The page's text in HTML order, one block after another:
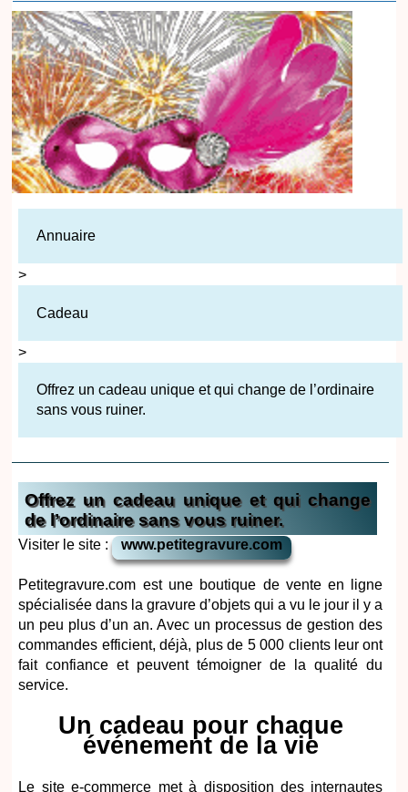
Annuaire
>
Cadeau
>
Offrez un cadeau unique et qui change de l’ordinaire
sans vous ruiner.
Offrez un cadeau unique et qui change
de l’ordinaire sans vous ruiner.
Visiter le site : www.petitegravure.com
Petitegravure.com est une boutique de vente en ligne
spécialisée dans la gravure d’objets qui a vu le jour il y a
un peu plus d’un an. Avec un processus de gestion des
commandes efficient, déjà, plus de 5 000 clients leur ont
fait confiance et peuvent témoigner de la qualité du
service.
Un cadeau pour chaque
événement de la vie
Le site e-commerce met à disposition des internautes